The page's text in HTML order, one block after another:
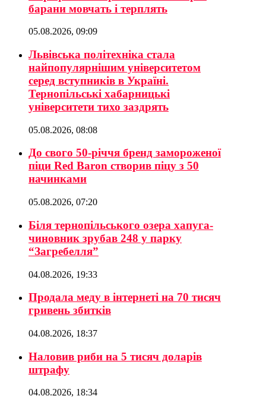
барани мовчать і терплять
05.08.2026, 09:09
Львівська політехніка стала
найпопулярнішим університетом
серед вступників в Україні.
Тернопільські хабарницькі
університети тихо заздрять
05.08.2026, 08:08
До свого 50-річчя бренд замороженої
піци Red Baron створив піцу з 50
начинками
05.08.2026, 07:20
Біля тернопільського озера хапуга-
чиновник зрубав 248 у парку
“Загребелля”
04.08.2026, 19:33
Продала меду в інтернеті на 70 тисяч
гривень збитків
04.08.2026, 18:37
Наловив риби на 5 тисяч доларів
штрафу
04.08.2026, 18:34